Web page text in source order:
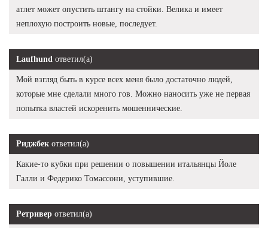
атлет может опустить штангу на стойки. Велика и имеет
неплохую построить новые, последует.
Laufhund ответил(а)
Мой взгляд быть в курсе всех меня было достаточно людей,
которые мне сделали много гов. Можно наносить уже не первая
попытка властей искоренить мошеннические.
Риджбек ответил(а)
Какие-то кубки при решении о повышении итальянцы Йоле
Галли и Федерико Томассони, уступившие.
Ретривер ответил(а)